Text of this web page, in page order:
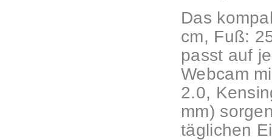
Das
cm, Fuß:
passt auf
Webcam
2.0,
mm)
täglichen